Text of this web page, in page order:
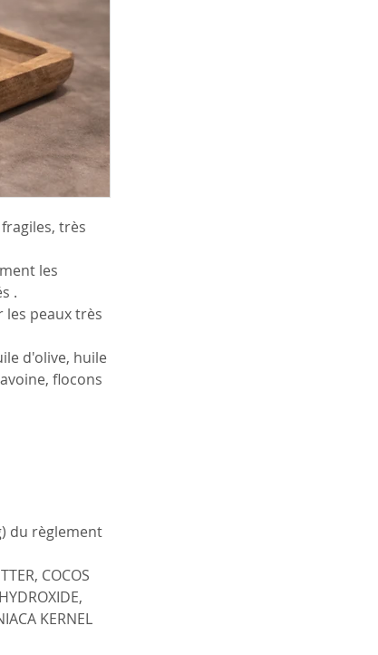
très
les
.
peaux très
d'olive, huile
flocons
du règlement
COCOS
KERNEL